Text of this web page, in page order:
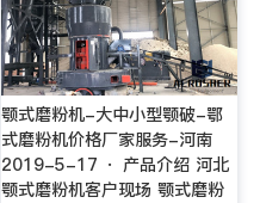
颚式磨粉机-大中小型颚破-鄂
式磨粉机价格厂家服务-河南
2019-5-17 · 产品介绍 河北
颚式磨粉机客户现场 颚式磨粉